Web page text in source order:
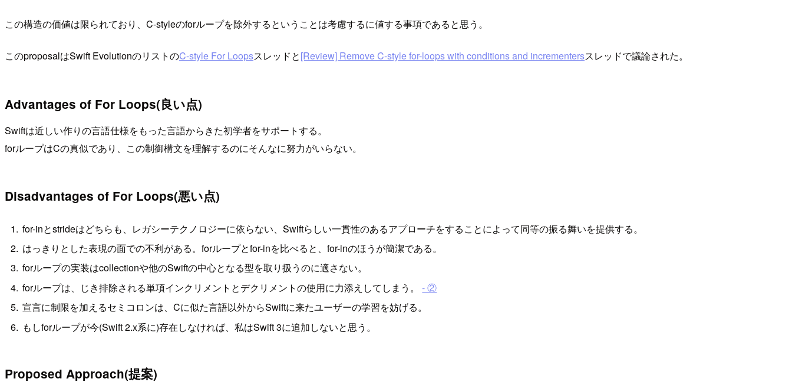
この構造の価値は限られており、C-styleのforループを除外するということは考慮するに値する事項であると思う。
このproposalはSwift EvolutionのリストのC-style For Loopsスレッドと[Review] Remove C-style for-loops with conditions and incrementersスレッドで議論された。
Advantages of For Loops(良い点)
Swiftは近しい作りの言語仕様をもった言語からきた初学者をサポートする。
forループはCの真似であり、この制御構文を理解するのにそんなに努力がいらない。
Disadvantages of For Loops(悪い点)
for-inとstrideはどちらも、レガシーテクノロジーに依らない、Swiftらしい一貫性のあるアプローチをすることによって同等の振る舞いを提供する。
はっきりとした表現の面での不利がある。forループとfor-inを比べると、for-inのほうが簡潔である。
forループの実装はcollectionや他のSwiftの中心となる型を取り扱うのに適さない。
forループは、じき排除される単項インクリメントとデクリメントの使用に力添えしてしまう。- ②
宣言に制限を加えるセミコロンは、Cに似た言語以外からSwiftに来たユーザーの学習を妨げる。
もしforループが今(Swift 2.x系に)存在しなければ、私はSwift 3に追加しないと思う。
Proposed Approach(提案)